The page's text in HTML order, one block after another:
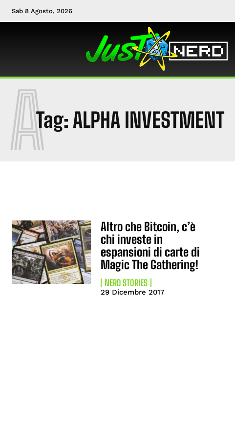
Sab 8 Agosto, 2026
Tag: ALPHA INVESTMENT
A
Altro che Bitcoin, c’è
chi investe in
espansioni di carte di
Magic The Gathering!
NERD STORIES
29 Dicembre 2017